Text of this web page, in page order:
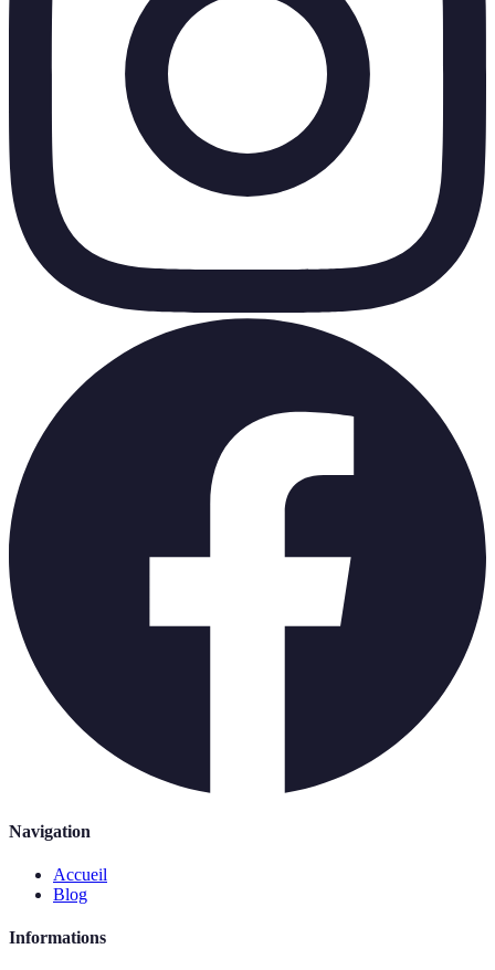
Navigation
Accueil
Blog
Informations